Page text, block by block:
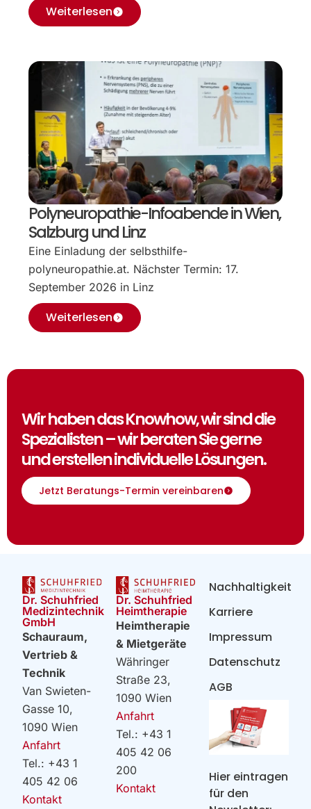
Weiterlesen
Polyneuropathie-Infoabende in Wien,
Salzburg und Linz
Eine Einladung der selbsthilfe-
polyneuropathie.at. Nächster Termin: 17.
September 2026 in Linz
Weiterlesen
Wir haben das Knowhow, wir sind die
Spezialisten – wir beraten Sie gerne
und erstellen individuelle Lösungen.
Jetzt Beratungs-Termin vereinbaren
Dr. Schuhfried
Medizintechnik
GmbH
Schauraum,
Vertrieb &
Technik
Van Swieten-
Gasse 10,
1090 Wien
Anfahrt
Tel.: +43 1
405 42 06
Kontakt
Dr. Schuhfried
Heimtherapie
Heimtherapie
& Mietgeräte
Währinger
Straße 23,
1090 Wien
Anfahrt
Tel.: +43 1
405 42 06
200
Kontakt
Hier eintragen
für den
Nachhaltigkeit
Karriere
Impressum
Datenschutz
AGB